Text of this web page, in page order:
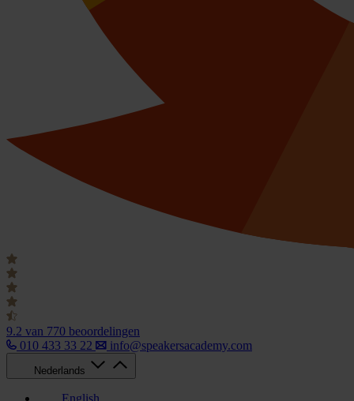
9.2 van 770 beoordelingen
010 433 33 22
info@speakersacademy.com
Nederlands
English